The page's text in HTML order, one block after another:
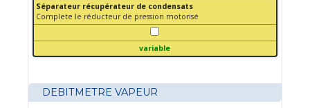
Séparateur récupérateur de condensats
Complete le réducteur de pression motorisé
variable
DEBITMETRE VAPEUR